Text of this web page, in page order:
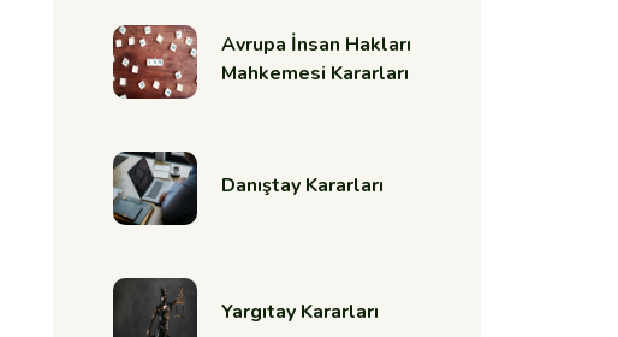
Avrupa İnsan Hakları
Mahkemesi Kararları
Danıştay Kararları
Yargıtay Kararları